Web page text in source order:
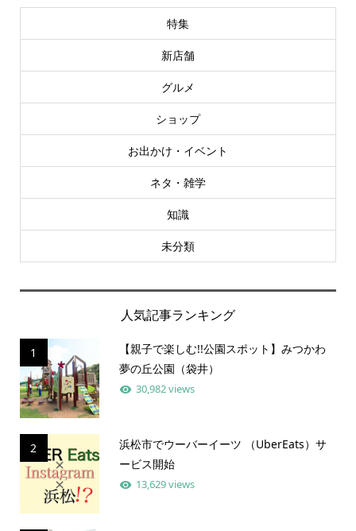
特集
新店舗
グルメ
ショップ
お出かけ・イベント
ネタ・雑学
知識
未分類
人気記事ランキング
1
【親子で楽しむ!!公園スポット】みつかわ
夢の丘公園（袋井）
30,982 views
2
浜松市でウーバーイーツ （UberEats）サ
ービス開始
13,629 views